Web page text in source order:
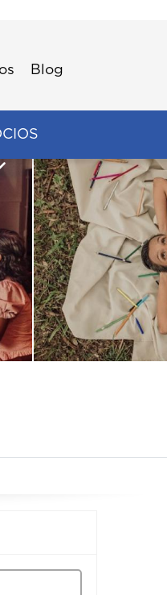
Blog